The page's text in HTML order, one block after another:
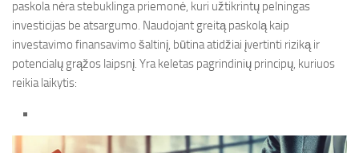
paskola nėra stebuklinga priemonė, kuri užtikrintų pelningas
investicijas be atsargumo. Naudojant greitą paskolą kaip
investavimo finansavimo šaltinį, būtina atidžiai įvertinti riziką ir
potencialų grąžos laipsnį. Yra keletas pagrindinių principų, kuriuos
reikia laikytis: